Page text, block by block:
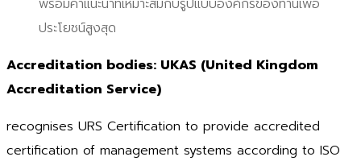
พร้อมคำแนะนำที่เหมาะสมกับรูปแบบองค์กรของท่านเพื่อ
ประโยชน์สูงสุด
Accreditation bodies: UKAS (United Kingdom
Accreditation Service)
recognises URS Certification to provide accredited
certification of management systems according to ISO